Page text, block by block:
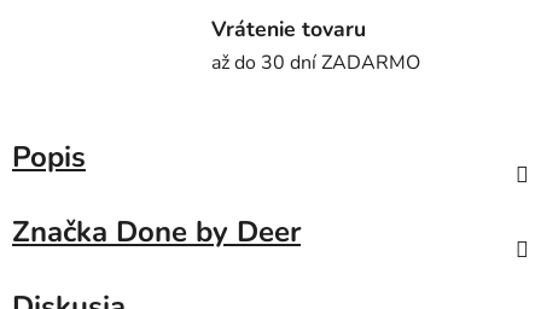
Vrátenie tovaru
až do 30 dní ZADARMO
Popis
Značka Done by Deer